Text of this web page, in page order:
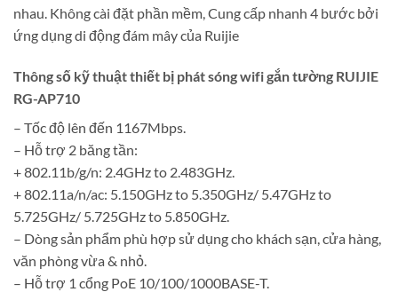
nhau. Không cài đặt phần mềm, Cung cấp nhanh 4 bước bởi
ứng dụng di động đám mây của Ruijie
Thông số kỹ thuật thiết bị phát sóng wifi gắn tường RUIJIE
RG-AP710
– Tốc độ lên đến 1167Mbps.
– Hỗ trợ 2 băng tần:
+ 802.11b/g/n: 2.4GHz to 2.483GHz.
+ 802.11a/n/ac: 5.150GHz to 5.350GHz/ 5.47GHz to
5.725GHz/ 5.725GHz to 5.850GHz.
– Dòng sản phẩm phù hợp sử dụng cho khách sạn, cửa hàng,
văn phòng vừa & nhỏ.
– Hỗ trợ 1 cổng PoE 10/100/1000BASE-T.